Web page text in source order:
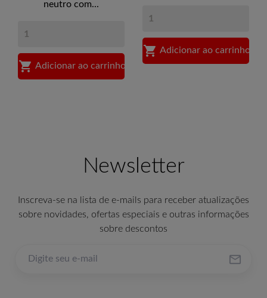
neutro com...
 Adicionar ao carrinho
 Adicionar ao carrinho
Newsletter
Inscreva-se na lista de e-mails para receber atualizações
sobre novidades, ofertas especiais e outras informações
sobre descontos
